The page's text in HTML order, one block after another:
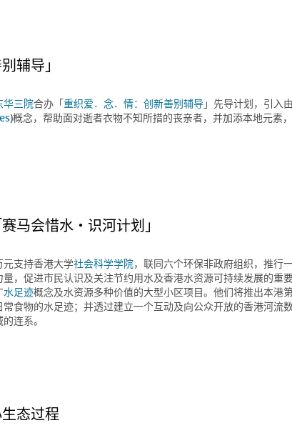
辅导」
华三院合办「重织爱．念．情：创新善别辅导」先导计划，引入
)概念，帮助面对逝者衣物不知所措的丧亲者，并加添本地元素
马会惜水‧识河计划」
支持香港大学社会科学学院，联同六个环保非政府组织，推行
，促进市民认识及关注节约用水及香港水资源可持续发展的重要
水足迹概念及水资源多种价值的大型小区项目。他们将推出本港
食物的水足迹；并透过建立一个互动及向公众开放的香港河流
连系。
态过程